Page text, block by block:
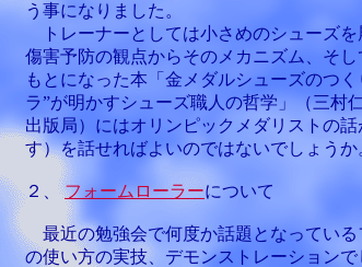
う事になりました。
トレーナーとしては小さめのシューズを
傷害予防の観点からそのメカニズム、そ
もとになった本「金メダルシューズのつく
ラ”が明かすシューズ職人の哲学」（三
出版局）にはオリンピックメダリストの話
す）を話せればよいのではないでしょうか
２、フォームローラーについて
最近の勉強会で何度か話題となっている
の使い方の実技、デモンストレーションで